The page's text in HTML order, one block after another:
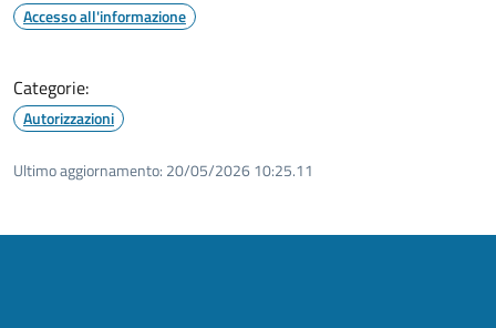
Accesso all'informazione
Categorie:
Autorizzazioni
Ultimo aggiornamento: 20/05/2026 10:25.11